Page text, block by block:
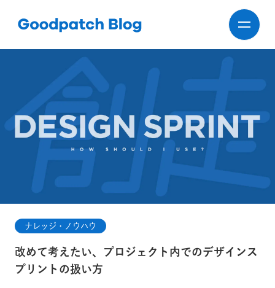
ナレッジ・ノウハウ
改めて考えたい、プロジェクト内でのデザインス
プリントの扱い方